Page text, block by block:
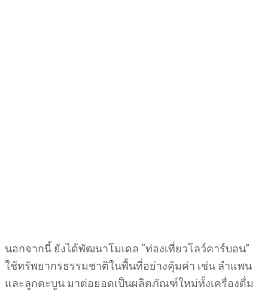
นอกจากนี้ ยังได้พัฒนาโมเดล “ท่องเที่ยวโลว์คาร์บอน”
ใช้ทรัพยากรธรรมชาติในพื้นที่อย่างคุ้มค่า เช่น ลำแพน
และลูกตะบูน มาต่อยอดเป็นผลิตภัณฑ์ใหม่ทั้งเครื่องดื่ม